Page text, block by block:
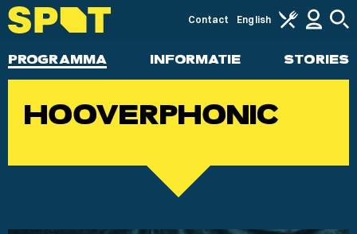
PROGRAMMA INFORMATIE STORIES
Contact English
HOOVERPHONIC